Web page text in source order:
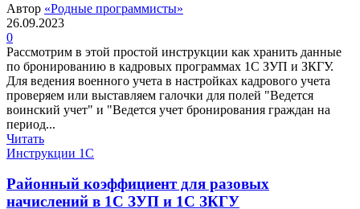
Автор «Родные программисты»
26.09.2023
0
Рассмотрим в этой простой инструкции как хранить данные
по бронированию в кадровых программах 1С ЗУП и ЗКГУ.
Для ведения военного учета в настройках кадрового учета
проверяем или выставляем галочки для полей "Ведется
воинский учет" и "Ведется учет бронирования граждан на
период...
Читать
Инструкции 1С
Районный коэффициент для разовых
начислений в 1С ЗУП и 1С ЗКГУ